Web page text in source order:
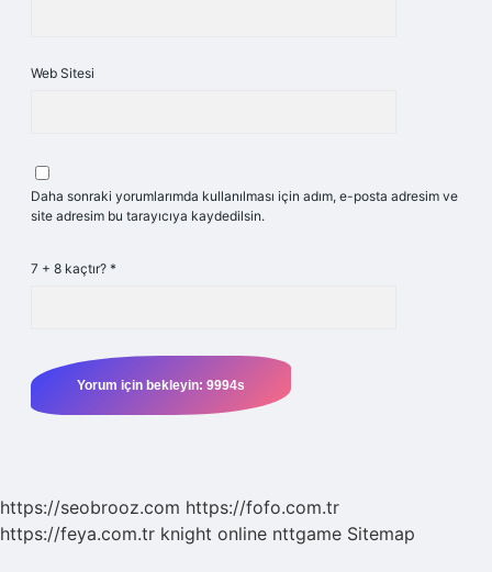
Web Sitesi
Daha sonraki yorumlarımda kullanılması için adım, e-posta adresim ve
site adresim bu tarayıcıya kaydedilsin.
7 + 8 kaçtır? *
https://seobrooz.com https://fofo.com.tr
https://feya.com.tr knight online nttgame Sitemap